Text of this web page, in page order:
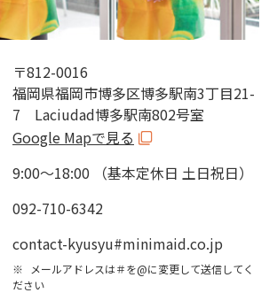
〒812-0016
福岡県福岡市博多区博多駅南3丁目21-
7 Laciudad博多駅南802号室
Google Mapで見る
9:00～18:00 （基本定休日 土日祝日）
092-710-6342
contact-kyusyu#minimaid.co.jp
※
メールアドレスは＃を@に変更して送信してく
ださい